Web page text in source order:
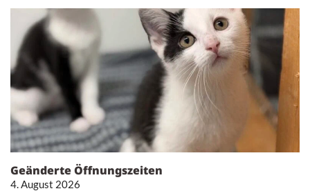
Geänderte Öffnungszeiten
4. August 2026